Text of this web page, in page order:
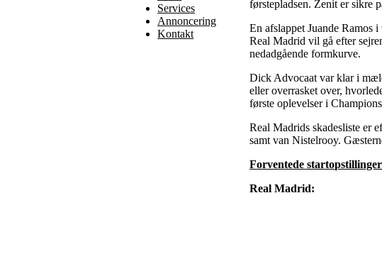
Services
Annoncering
Kontakt
førstepladsen. Zenit er sikre
En afslappet Juande Ramos
Real Madrid vil gå efter
nedadgående formkurve.
Dick Advocaat var klar i
eller overrasket over,
første oplevelser i
Real Madrids skadesliste er
samt van Nistelrooy.
Forventede
Real Madrid: